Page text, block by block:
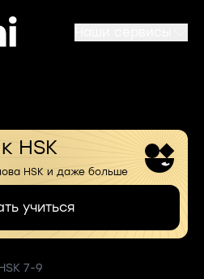
HSK
HSK и даже больше
учиться
7-9